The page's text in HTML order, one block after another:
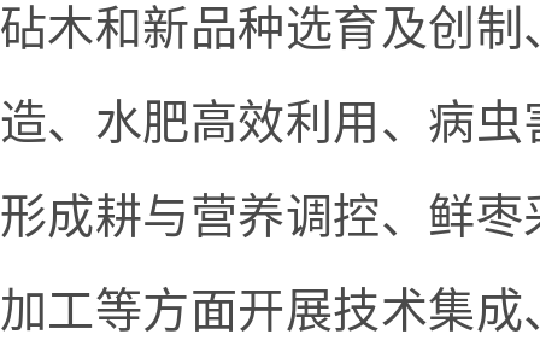
砧木和新品种选育及创
造、水肥高效利用、病
形成耕与营养调控、鲜
加工等方面开展技术集